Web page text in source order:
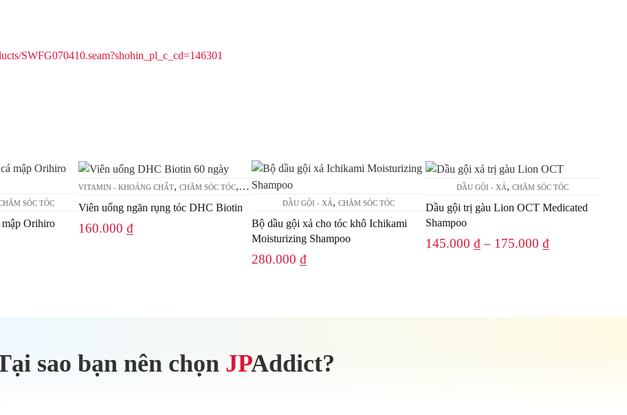
SÓC TÓC
mập Orihiro
VITAMIN - KHOÁNG CHẤT, CHĂM SÓC TÓC, SỨC KHỎE - TPCN
Viên uống ngăn rụng tóc DHC Biotin
160.000 ₫
DẦU GỘI - XẢ,CHĂM SÓC TÓC
Bộ dầu gội xả cho tóc khô Ichikami
Moisturizing Shampoo
280.000₫
Sản
phẩm
chọn
DẦU GỘI - XẢ,CHĂM SÓC TÓC
Dầu gội trị gàu Lion OCT Medicated
Shampoo
145.000₫– 175.000₫
sao bạn nên chọn JPAddict?